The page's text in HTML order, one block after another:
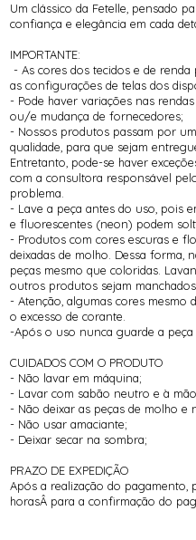
Um clássico da Fetelle, pensado
confiança e elegância em cada
IMPORTANTE:
- As cores dos tecidos e de
as configurações de telas dos
- Pode haver variações nas
ou/e mudança de fornecedores;
- Nossos produtos passam por
qualidade, para que sejam
Entretanto, pode-se haver
com a consultora responsável
problema.
- Lave a peça antes do uso, pois
e fluorescentes (neon) podem
- Produtos com cores escuras e
deixadas de molho. Dessa forma,
peças mesmo que coloridas.
outros produtos sejam
- Atenção, algumas cores mesmo
o excesso de corante.
-Após o uso nunca guarde a peça
CUIDADOS COM O PRODUTO
- Não lavar em máquina;
- Lavar com sabão neutro e à
- Não deixar as peças de molho e
- Não usar amaciante;
- Deixar secar na sombra;
PRAZO DE EXPEDIÇÃO
Após a realização do pagamento,
horasÂ para a confirmação do